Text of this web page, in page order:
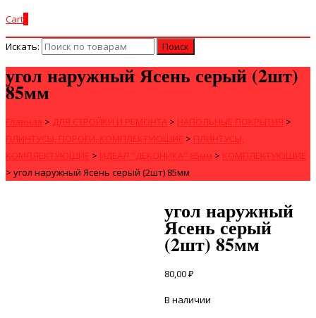
Cart
Искать:
угол наружный Ясень серый (2шт)
85мм
Главная > ДЛЯ СТРОЙКИ И РЕМОНТА > НАПОЛЬНЫЕ ПОКРЫТИЯ >
ПЛИНТУСЫ, ПОРОГИ, КОМПЛЕКТУЮЩИЕ > ПЛИНТУСЫ,
КОМПЛЕКТУЮЩИЕ > ИДЕАЛ "ДЕКОНИКА" 85мм > КОМПЛЕКТУЮЩИЕ
> угол наружный Ясень серый (2шт) 85мм
угол наружный
Ясень серый
(2шт) 85мм
80,00₽
В наличии